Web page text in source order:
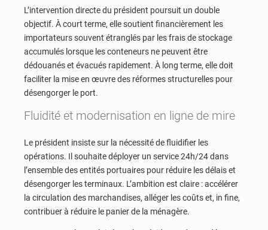
L’intervention directe du président poursuit un double
objectif. À court terme, elle soutient financièrement les
importateurs souvent étranglés par les frais de stockage
accumulés lorsque les conteneurs ne peuvent être
dédouanés et évacués rapidement. À long terme, elle doit
faciliter la mise en œuvre des réformes structurelles pour
désengorger le port.
Fluidité et modernisation en ligne de mire
Le président insiste sur la nécessité de fluidifier les
opérations. Il souhaite déployer un service 24h/24 dans
l’ensemble des entités portuaires pour réduire les délais et
désengorger les terminaux. L’ambition est claire : accélérer
la circulation des marchandises, alléger les coûts et, in fine,
contribuer à réduire le panier de la ménagère.